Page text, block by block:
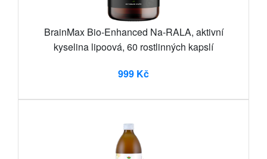
BrainMax Bio-Enhanced Na-RALA, aktivní
kyselina lipoová, 60 rostlinných kapslí
999 Kč